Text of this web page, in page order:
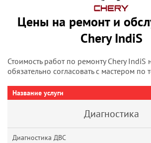
Цены на ремонт и
Chery IndiS
Стоимость работ по ремонту Chery
обязательно согласовать с мастером по
Название услуги
Диагностика
Диагностика ДВС